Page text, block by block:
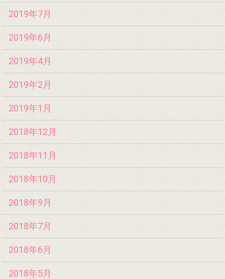
2019年7月
2019年6月
2019年4月
2019年2月
2019年1月
2018年12月
2018年11月
2018年10月
2018年9月
2018年7月
2018年6月
2018年5月